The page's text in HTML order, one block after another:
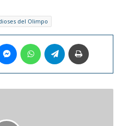
del Olimpo
MessengerWhatsAppTelegram